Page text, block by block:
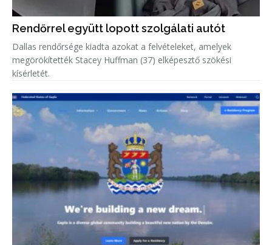
Rendőrrel együtt lopott szolgálati autót
Dallas rendőrsége kiadta azokat a felvételeket, amelyek
megörökítették Stacey Huffman (37) elképesztő szökési
kísérletét.